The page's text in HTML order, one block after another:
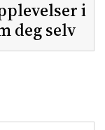
i
deg selv